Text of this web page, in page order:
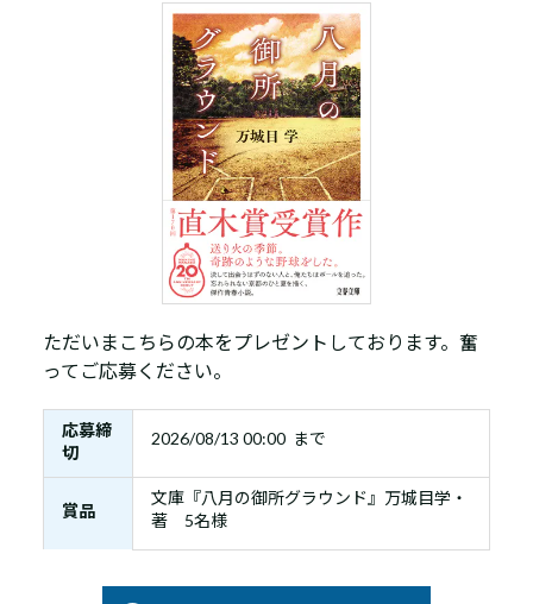
ただいまこちらの本をプレゼントしております。奮
ってご応募ください。
応募締
切
2026/08/13 00:00 まで
賞品
文庫『八月の御所グラウンド』万城目学・
著 5名様